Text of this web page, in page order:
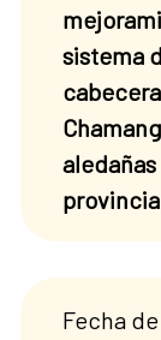
sistema
Fecha